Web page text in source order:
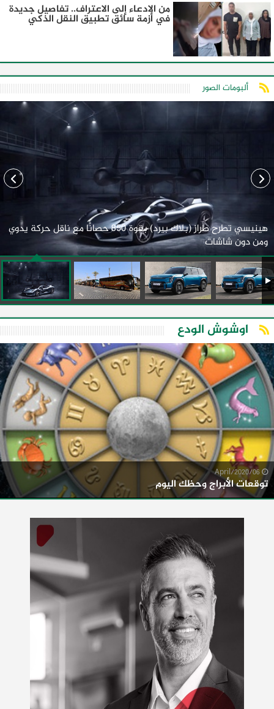
من الادعاء إلى الاعتراف.. تفاصيل جديدة
في أزمة سائق تطبيق النقل الذكي
ألبومات الصور
هينيسي تطرح طراز (بلاك بيرد) بقوة 850 حصانًا مع ناقل حركة يدوي
ومن دون شاشات
اوشوش الودع
توقعات الأبراج وحظك اليوم